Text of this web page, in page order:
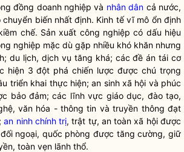
đồng doanh nghiệp và nhân dân cả nước,
biến nhất định. Kinh tế vĩ mô ổn định
chế. Sản xuất công nghiệp có dấu hiệu
nghiệp mặc dù gặp nhiều khó khăn nhưng
du lịch, dịch vụ tăng khá; các đề án tái cơ
hiện 3 đột phá chiến lược được chú trọng
triển khai thực hiện; an sinh xã hội và phúc
bảo đảm; các lĩnh vực giáo dục, đào tạo,
văn hóa - thông tin và truyền thông đạt
an ninh chính trị, trật tự, an toàn xã hội được
ngoại, quốc phòng được tăng cường, giữ
toàn vẹn lãnh thổ.